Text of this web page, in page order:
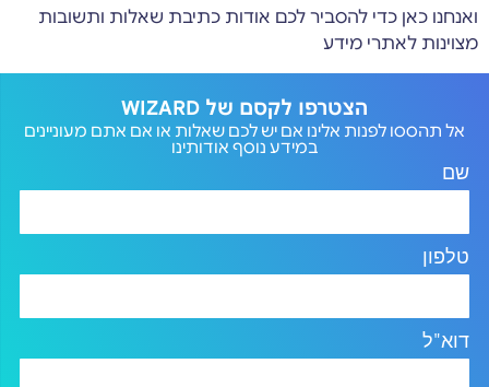
ואנחנו כאן כדי להסביר לכם אודות כתיבת שאלות ותשובות
מצוינות לאתרי מידע
הצטרפו לקסם של WIZARD
אל תהססו לפנות אלינו אם יש לכם שאלות או אם אתם מעוניינים
במידע נוסף אודותינו
שם
טלפון
דוא"ל